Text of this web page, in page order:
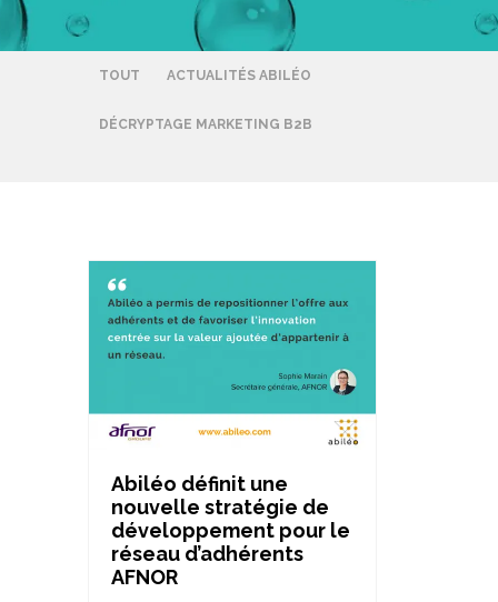
TOUT ACTUALITÉS ABILÉO
DÉCRYPTAGE MARKETING B2B
Abiléo définit une
nouvelle stratégie de
développement pour le
réseau d’adhérents
AFNOR